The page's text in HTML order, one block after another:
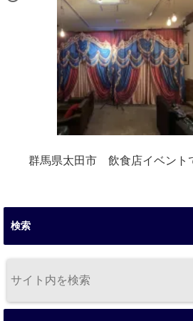
群馬県太田市 飲食店イベント
検索